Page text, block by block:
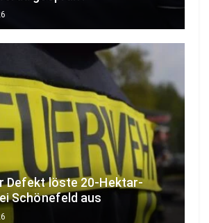
Defekt löste 20-Hektar-
Schönefeld aus